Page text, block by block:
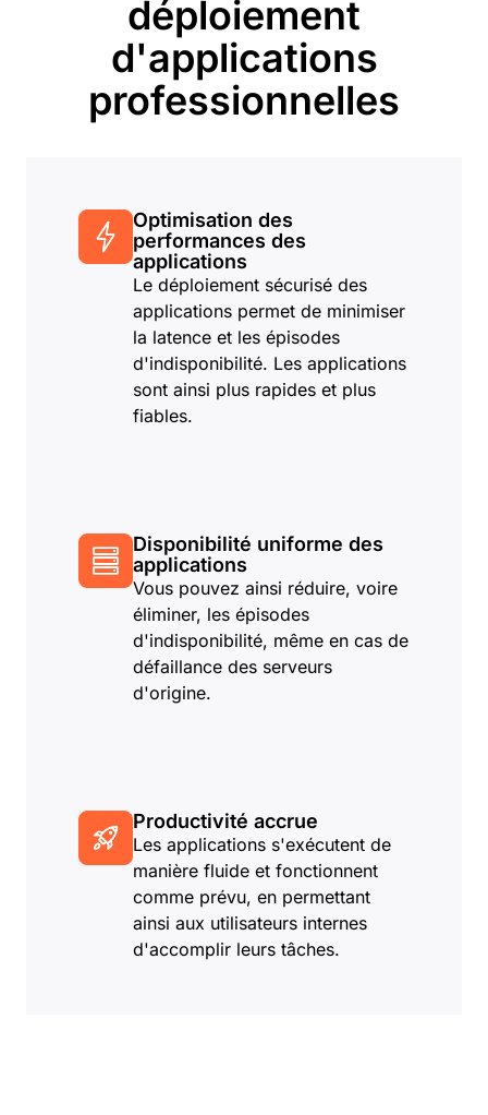
déploiement
d'applications
professionnelles
Optimisation des
performances des
applications
Le déploiement sécurisé des
applications permet de minimiser
la latence et les épisodes
d'indisponibilité. Les applications
sont ainsi plus rapides et plus
fiables.
Disponibilité uniforme des
applications
Vous pouvez ainsi réduire, voire
éliminer, les épisodes
d'indisponibilité, même en cas de
défaillance des serveurs
d'origine.
Productivité accrue
Les applications s'exécutent de
manière fluide et fonctionnent
comme prévu, en permettant
ainsi aux utilisateurs internes
d'accomplir leurs tâches.